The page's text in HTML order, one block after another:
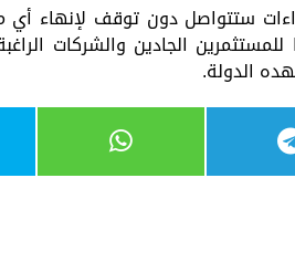
ستتواصل دون توقف لإنهاء أي
الجادين والشركات
الدولة.